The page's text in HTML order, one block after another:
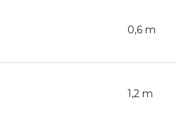
0,6 m
1,2 m